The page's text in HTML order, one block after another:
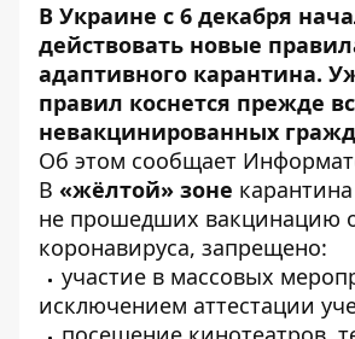
В Украине с 6 декабря
действовать новые
адаптивного карантина.
правил коснется прежде
невакцинированных
Об этом сообщает
В «жёлтой» зоне
не прошедших вакцинацию
коронавируса, запрещено:
участие в массовых
исключением аттестации